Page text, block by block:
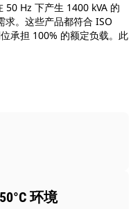
50 Hz 下产生 1400 kVA 的
求。这些产品都符合 ISO
承担 100% 的额定负载。此
环境